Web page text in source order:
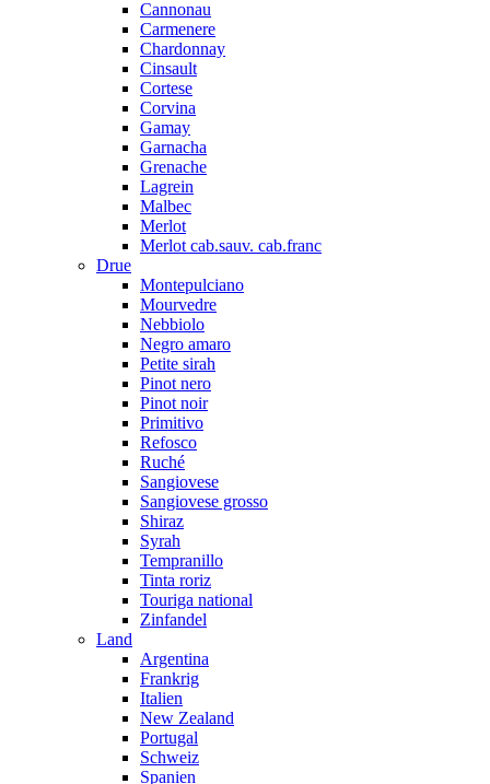
Cannonau
Carmenere
Chardonnay
Cinsault
Cortese
Corvina
Gamay
Garnacha
Grenache
Lagrein
Malbec
Merlot
Merlot cab.sauv. cab.franc
Drue
Montepulciano
Mourvedre
Nebbiolo
Negro amaro
Petite sirah
Pinot nero
Pinot noir
Primitivo
Refosco
Ruché
Sangiovese
Sangiovese grosso
Shiraz
Syrah
Tempranillo
Tinta roriz
Touriga national
Zinfandel
Land
Argentina
Frankrig
Italien
New Zealand
Portugal
Schweiz
Spanien